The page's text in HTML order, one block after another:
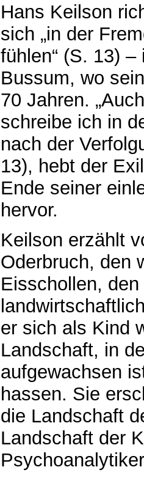
Hans Keilson
sich „in der
fühlen“ (S. 13)
Bussum, wo
70 Jahren.
schreibe ich in
nach der
13), hebt der
Ende seiner
hervor.
Keilson erzählt
Oderbruch, den
Eisschollen,
er sich als Kind
Landschaft, in
aufgewachsen
hassen. Sie
die Landschaft
Landschaft der